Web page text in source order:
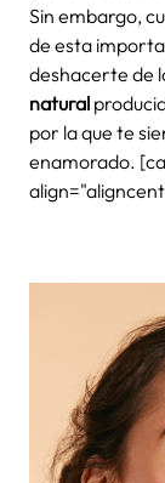
Sin embargo,
de esta
deshacerte de
natural
por la que te
enamorado.